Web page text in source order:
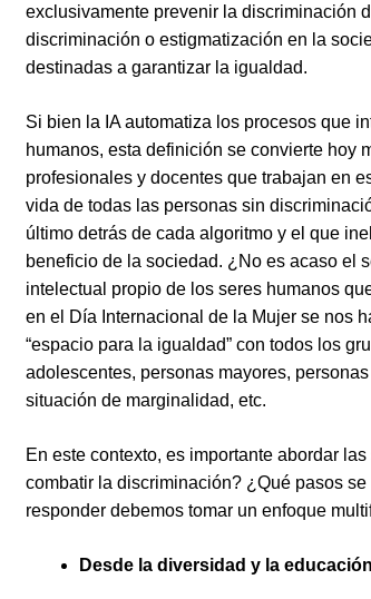
exclusivamente prevenir la discriminación
discriminación o estigmatización en la
destinadas a garantizar la igualdad.
Si bien la IA automatiza los procesos que
humanos, esta definición se convierte hoy
profesionales y docentes que trabajan en
vida de todas las personas sin
último detrás de cada algoritmo y el que
beneficio de la sociedad. ¿No es acaso el
intelectual propio de los seres humanos
en el Día Internacional de la Mujer se nos
“espacio para la igualdad” con todos los
adolescentes, personas mayores,
situación de marginalidad, etc.
En este contexto, es importante abordar
combatir la discriminación? ¿Qué pasos
responder debemos tomar un enfoque
Desde la diversidad y la educación